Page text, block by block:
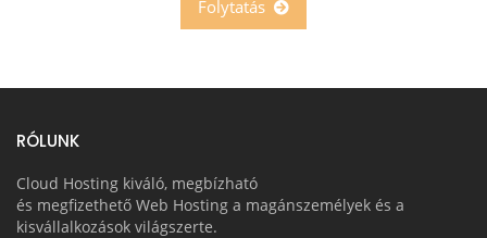
RÓLUNK
Cloud Hosting kiváló, megbízható
és megfizethető Web Hosting a magánszemélyek és a
kisvállalkozások világszerte.